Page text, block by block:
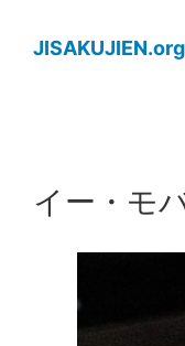
イー・モ